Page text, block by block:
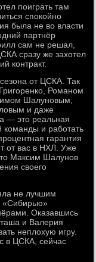
поиграть там
спокойно
была не во власти
партнёр
сам не решал,
сразу же захотел
контракт.
от ЦСКА. Так
Романом
Шалуновым,
и даже
— это реальная
команды и работать
гарантия
от вас в НХЛ. Уже
Максим Шалунов
своего
не лучшим
«Сибирью»
Оказавшись
и Валерия
неплохую игру.
в ЦСКА, сейчас